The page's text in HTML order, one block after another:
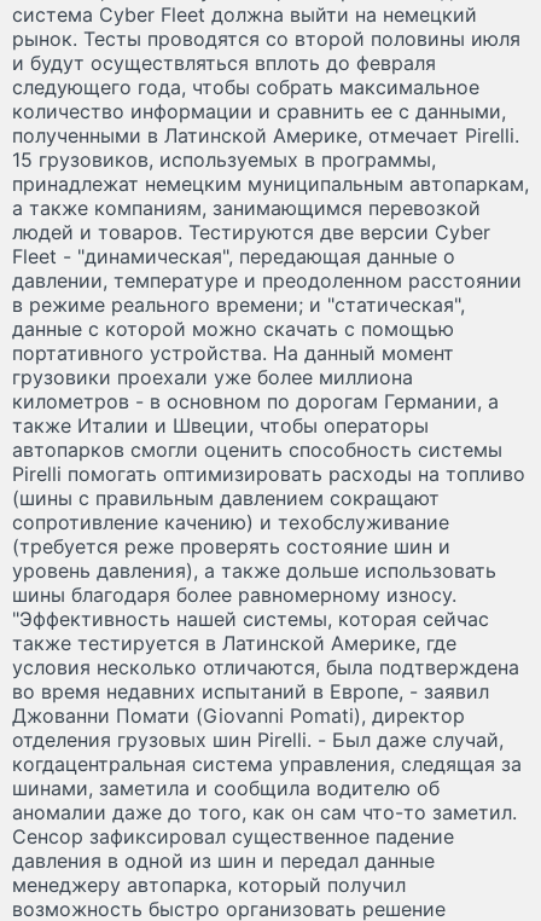
система Cyber Fleet должна выйти на немецкий
рынок. Тесты проводятся со второй половины июля
и будут осуществляться вплоть до февраля
следующего года, чтобы собрать максимальное
количество информации и сравнить ее с данными,
полученными в Латинской Америке, отмечает Pirelli.
15 грузовиков, используемых в программы,
принадлежат немецким муниципальным автопаркам,
а также компаниям, занимающимся перевозкой
людей и товаров. Тестируются две версии Cyber
Fleet - "динамическая", передающая данные о
давлении, температуре и преодоленном расстоянии
в режиме реального времени; и "статическая",
данные с которой можно скачать с помощью
портативного устройства. На данный момент
грузовики проехали уже более миллиона
километров - в основном по дорогам Германии, а
также Италии и Швеции, чтобы операторы
автопарков смогли оценить способность системы
Pirelli помогать оптимизировать расходы на топливо
(шины с правильным давлением сокращают
сопротивление качению) и техобслуживание
(требуется реже проверять состояние шин и
уровень давления), а также дольше использовать
шины благодаря более равномерному износу.
"Эффективность нашей системы, которая сейчас
также тестируется в Латинской Америке, где
условия несколько отличаются, была подтверждена
во время недавних испытаний в Европе, - заявил
Джованни Помати (Giovanni Pomati), директор
отделения грузовых шин Pirelli. - Был даже случай,
когдацентральная система управления, следящая за
шинами, заметила и сообщила водителю об
аномалии даже до того, как он сам что-то заметил.
Сенсор зафиксировал существенное падение
давления в одной из шин и передал данные
менеджеру автопарка, который получил
возможность быстро организовать решение